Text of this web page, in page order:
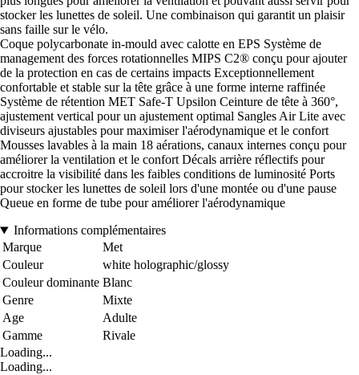
stocker les lunettes de soleil. Une combinaison qui garantit un plaisir
sans faille sur le vélo.
Coque polycarbonate in-mould avec calotte en EPS Système de
management des forces rotationnelles MIPS C2® conçu pour ajouter
de la protection en cas de certains impacts Exceptionnellement
confortable et stable sur la tête grâce à une forme interne raffinée
Système de rétention MET Safe-T Upsilon Ceinture de tête à 360°,
ajustement vertical pour un ajustement optimal Sangles Air Lite avec
diviseurs ajustables pour maximiser l'aérodynamique et le confort
Mousses lavables à la main 18 aérations, canaux internes conçu pour
améliorer la ventilation et le confort Décals arrière réflectifs pour
accroitre la visibilité dans les faibles conditions de luminosité Ports
pour stocker les lunettes de soleil lors d'une montée ou d'une pause
Queue en forme de tube pour améliorer l'aérodynamique
Informations complémentaires
Marque
Met
Couleur
white holographic/glossy
Couleur dominante Blanc
Genre
Mixte
Age
Adulte
Gamme
Rivale
Loading...
Loading...